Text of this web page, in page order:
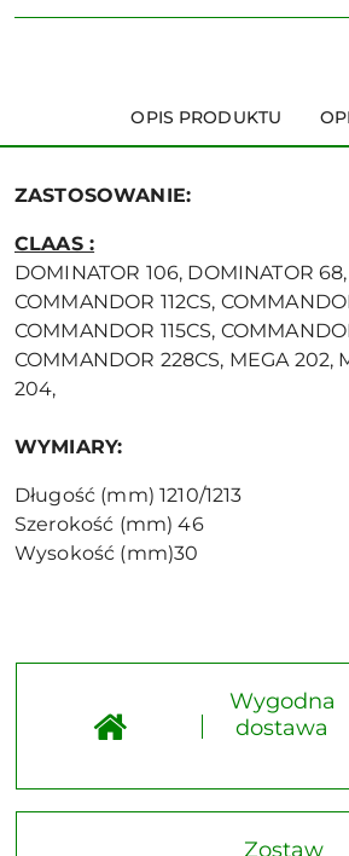
OPIS PRODUKTU
ZASTOSOWANIE:
CLAAS :
DOMINATOR 106, DOMINATOR
COMMANDOR 112CS,
COMMANDOR 115CS,
COMMANDOR 228CS, MEGA 202,
204,
WYMIARY:
Długość (mm) 1210/1213
Szerokość (mm) 46
Wysokość (mm)30
Wygodna
dostawa
Zostaw